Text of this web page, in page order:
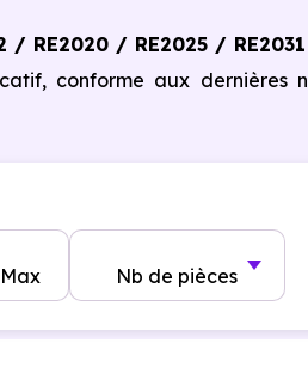
RE2020 / RE2025 /
conforme aux dernières
Nb de pièces